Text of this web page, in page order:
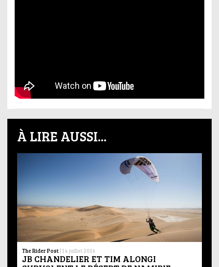
À LIRE AUSSI...
The Rider Post | 14 juillet 2016
JB CHANDELIER ET TIM ALONGI